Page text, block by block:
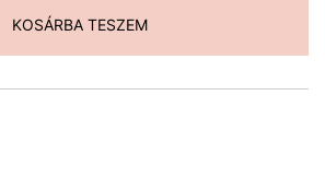
mennyiség
KOSÁRBA TESZEM